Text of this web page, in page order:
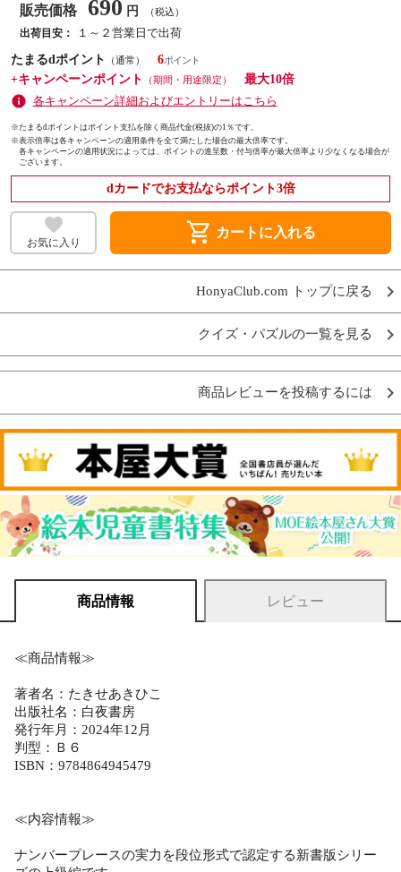
販売価格 690 円 （税込）
出荷目安：
１～２営業日で出荷
たまるdポイント
（通常）
6
+キャンペーンポイント
（期間・用途限定）
最大10倍
各キャンペーン詳細およびエントリーはこちら
※たまるdポイントはポイント支払を除く商品代金(税抜)の1％です。
※表示倍率は各キャンペーンの適用条件を全て満たした場合の最大倍率です。
各キャンペーンの適用状況によっては、ポイントの進呈数・付与倍率が最大倍率より少なくなる場合が
ございます。
dカードでお支払ならポイント3倍
お気に入り shopping_cart カートに入れる
HonyaClub.com トップに戻る
クイズ・パズルの一覧を見る
商品レビューを投稿するには
商品情報 レビュー
≪商品情報≫
著者名：たきせあきひこ
出版社名：白夜書房
発行年月：2024年12月
判型：Ｂ６
ISBN：9784864945479
≪内容情報≫
ナンバープレースの実力を段位形式で認定する新書版シリー